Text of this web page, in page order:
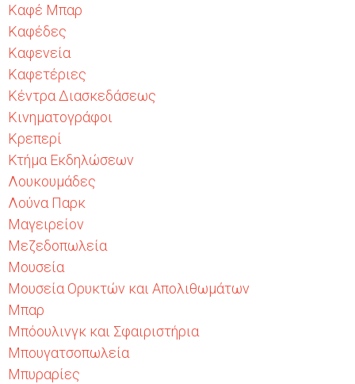
Καφέ Μπαρ
Καφέδες
Καφενεία
Καφετέριες
Κέντρα Διασκεδάσεως
Κινηματογράφοι
Κρεπερί
Κτήμα Εκδηλώσεων
Λουκουμάδες
Λούνα Παρκ
Μαγειρείον
Μεζεδοπωλεία
Μουσεία
Μουσεία Ορυκτών και Απολιθωμάτων
Μπαρ
Μπόουλινγκ και Σφαιριστήρια
Μπουγατσοπωλεία
Μπυραρίες